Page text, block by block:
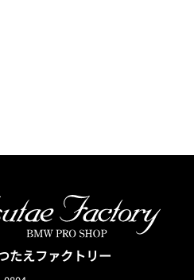
たえファクトリー